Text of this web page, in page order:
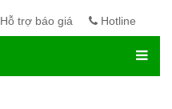
Hỗ trợ báo giá Hotline